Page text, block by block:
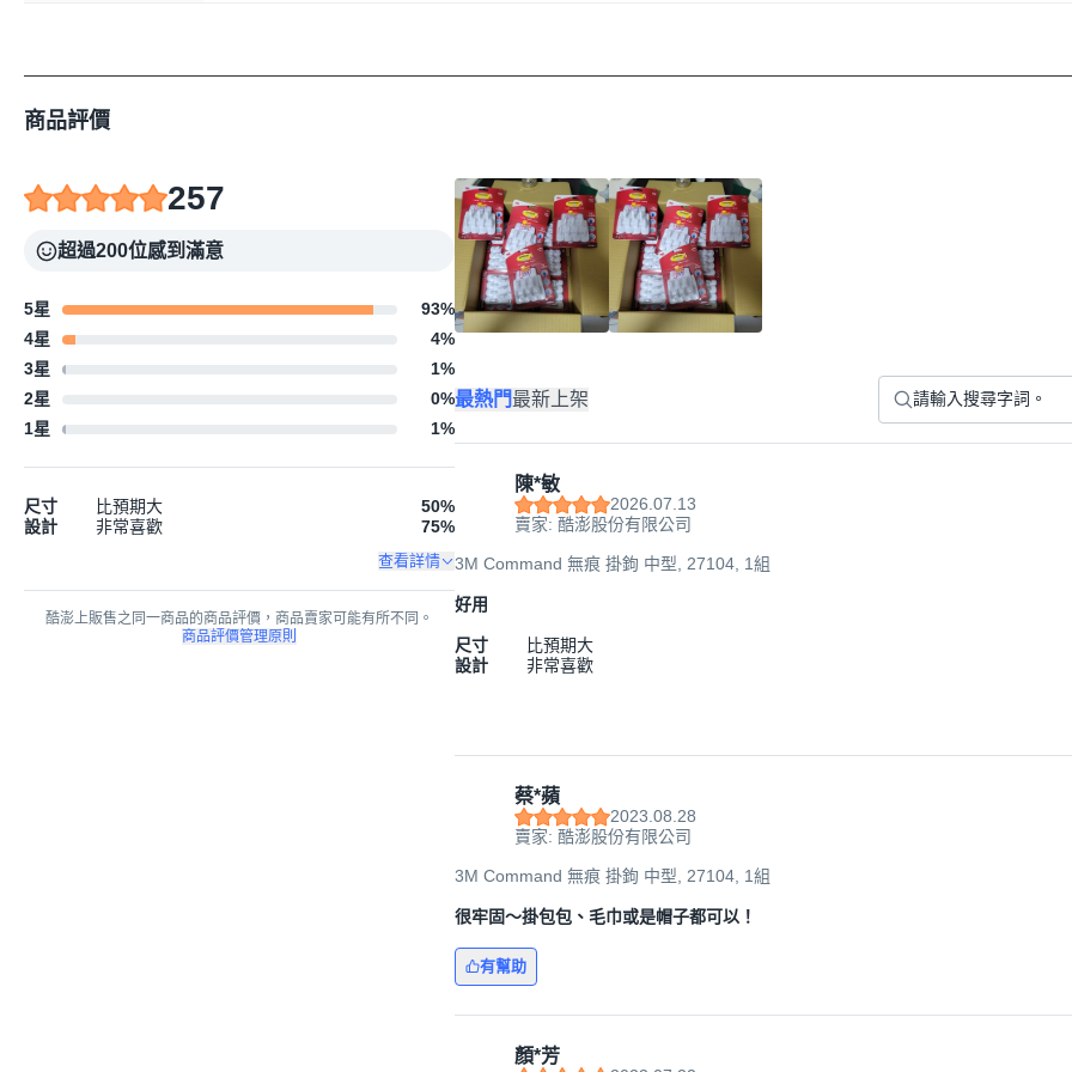
商品評價
257
超過200位感到滿意
5星 93%
4星
4%
3星
1%
2星
0%
1星
1%
尺寸 比預期大 50%
設計
非常喜歡 75%
查看詳情
酷澎上販售之同一商品的商品評價，商品賣家可能有所不同。
商品評價管理原則
最熱門最新上架
陳*敏
2026.07.13
賣家: 酷澎股份有限公司
3M Command 無痕 掛鉤 中型, 27104, 1組
好用
尺寸
比預期大
設計
非常喜歡
蔡*蘋
2023.08.28
賣家: 酷澎股份有限公司
3M Command 無痕 掛鉤 中型, 27104, 1組
很牢固～掛包包、毛巾或是帽子都可以！
有幫助
顏*芳